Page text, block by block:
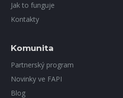
Jak to funguje
Kontakty
Komunita
Partnerský program
Novinky ve FAPI
Blog